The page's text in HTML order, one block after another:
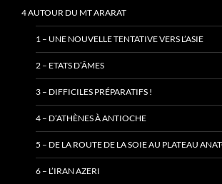
4 AUTOUR DU MT ARARAT
1 – UNE NOUVELLE TENTATIVE VERS L’ASIE
2 – ETATS D’ÂMES
3 – DIFFICILES PRÉPARATIFS !
4 – D’ATHÈNES À ANTIOCHE
5 – DE LA ROUTE DE LA SOIE AU PLATEAU
6 – L’IRAN AZERI